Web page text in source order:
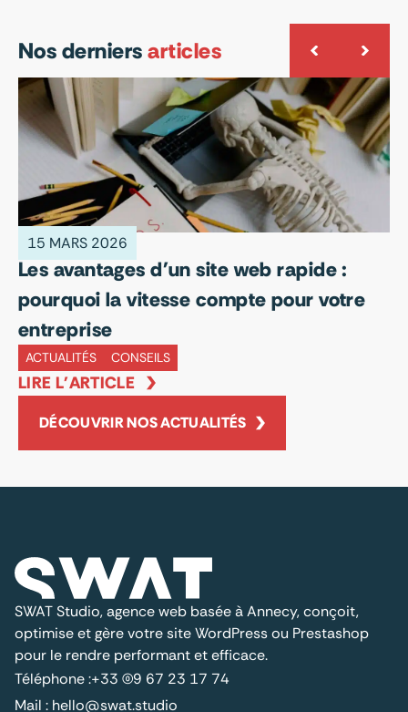
Nos derniers articles
15 MARS 2026
Les avantages d'un site web rapide :
pourquoi la vitesse compte pour votre
entreprise
ACTUALITÉS CONSEILS
LIRE L'ARTICLE
DÉCOUVRIR NOS ACTUALITÉS
SWAT Studio, agence web basée à Annecy, conçoit,
optimise et gère votre site WordPress ou Prestashop
pour le rendre performant et efficace.
Téléphone :+33 (0)9 67 23 17 74
Mail : hello@swat.studio